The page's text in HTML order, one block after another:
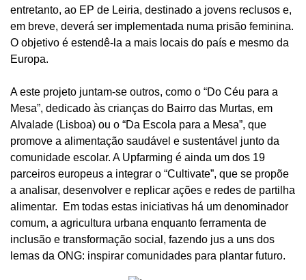
entretanto, ao EP de Leiria, destinado a jovens reclusos e,
em breve, deverá ser implementada numa prisão feminina.
O objetivo é estendê-la a mais locais do país e mesmo da
Europa.
A este projeto juntam-se outros, como o “Do Céu para a
Mesa”, dedicado às crianças do Bairro das Murtas, em
Alvalade (Lisboa) ou o “Da Escola para a Mesa”, que
promove a alimentação saudável e sustentável junto da
comunidade escolar. A Upfarming é ainda um dos 19
parceiros europeus a integrar o “Cultivate”, que se propõe
a analisar, desenvolver e replicar ações e redes de partilha
alimentar. Em todas estas iniciativas há um denominador
comum, a agricultura urbana enquanto ferramenta de
inclusão e transformação social, fazendo jus a uns dos
lemas da ONG: inspirar comunidades para plantar futuro.